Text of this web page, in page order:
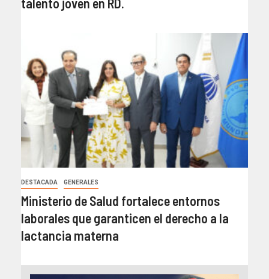
DESTACADA GENERALES
Ministerio de Salud fortalece entornos
laborales que garanticen el derecho a la
lactancia materna